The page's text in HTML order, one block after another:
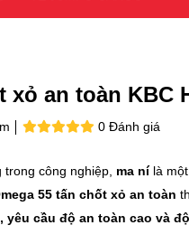
xỏ an toàn KBC
0 Đánh giá
công nghiệp, ma nílà một
55 tấn chốt xỏ an toàn
cầu độ an toàn cao và